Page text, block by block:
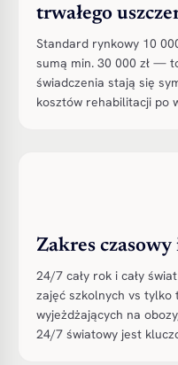
trwałego
Standard rynkowy 10
sumą min. 30 000 zł —
świadczenia stają się
kosztów rehabilitacji po
Zakres
24/7 cały rok i cały
zajęć szkolnych vs tylko
wyjeżdżających na
24/7 światowy jest